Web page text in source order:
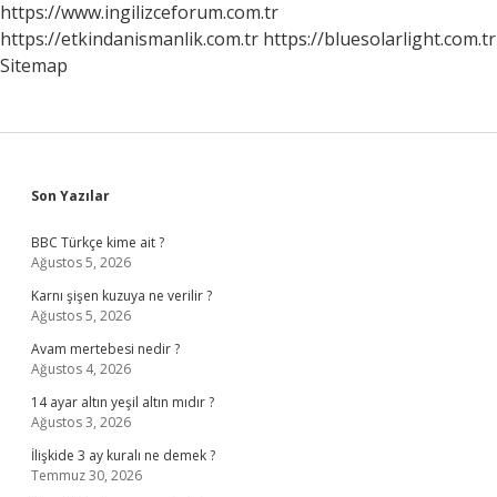
https://www.ingilizceforum.com.tr
https://etkindanismanlik.com.tr https://bluesolarlight.com.tr
Sitemap
Sidebar
Son Yazılar
BBC Türkçe kime ait ?
Ağustos 5, 2026
Karnı şişen kuzuya ne verilir ?
Ağustos 5, 2026
Avam mertebesi nedir ?
Ağustos 4, 2026
14 ayar altın yeşil altın mıdır ?
Ağustos 3, 2026
İlişkide 3 ay kuralı ne demek ?
Temmuz 30, 2026